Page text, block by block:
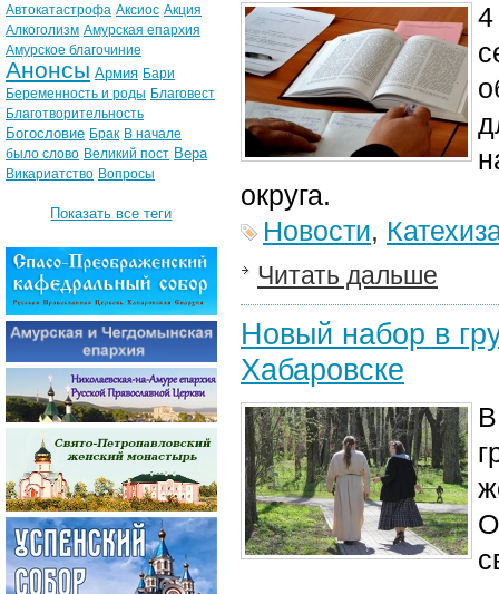
4
округа.
Новости,
Читать дальше
Новый набор в
Хабаровске
Автокатастрофа Аксиос Акция
Алкоголизм Амурская епархия
Амурское благочиние
Анонсы Армия Бари
Беременность и роды Благовест
Благотворительность
Богословие Брак В начале
было слово Великий пост Вера
Викариатство Вопросы
Показать все теги